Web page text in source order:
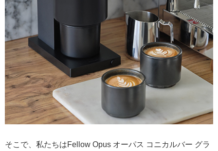
そこで、私たちはFellow Opus オーパス コニカルバー グラ